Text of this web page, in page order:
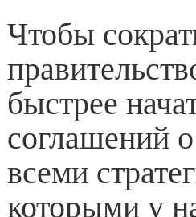
Чтобы
быстрее
соглашений
всеми
которыми у